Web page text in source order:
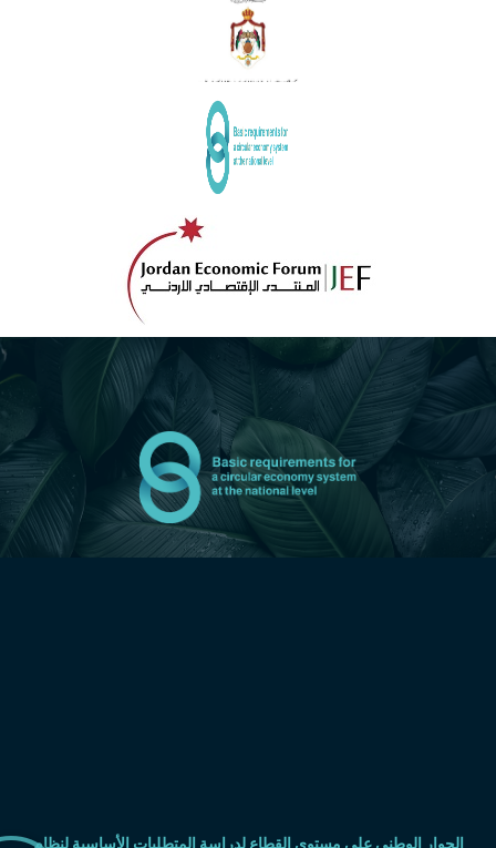
الحوار الوطني على مستوى القطاع لدراسة المتطلبات الأساسية لنظام